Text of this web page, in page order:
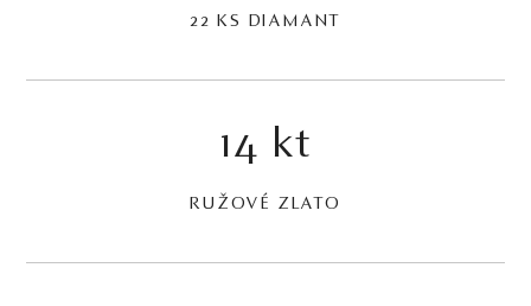
22 KS DIAMANT
14 kt
RUŽOVÉ ZLATO